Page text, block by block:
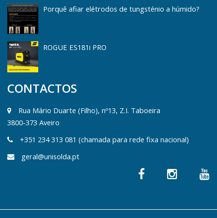
Porquê afiar elétrodos de tungsténio a húmido?
ROGUE ES181i PRO
CONTACTOS
Rua Mário Duarte (Filho), nº13, Z.I. Taboeira
3800-373 Aveiro
+351 234 313 081 (chamada para rede fixa nacional)
geral@unisolda.pt